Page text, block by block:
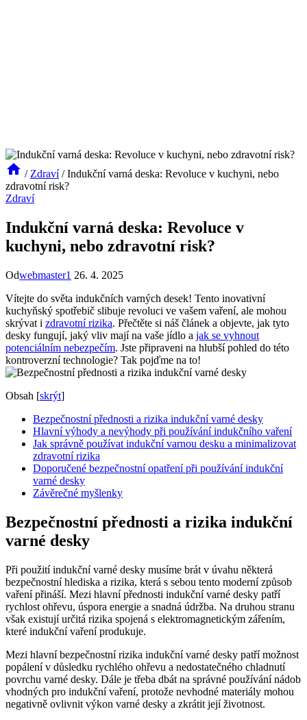
/ Zdraví / Indukční varná deska: Revoluce v kuchyni, nebo
zdravotní risk?
Zdraví
Indukční varná deska: Revoluce v
kuchyni, nebo zdravotní risk?
Odwebmaster1 26. 4. 2025
Vítejte do světa indukčních varných desek! Tento inovativní
kuchyňský spotřebič slibuje revoluci ve vašem vaření, ale mohou
skrývat i zdravotnírizika. Přečtěte si náš článek a objevte, jak tyto
desky fungují, jaký vliv mají na vaše jídlo a jak se vyhnout
potenciálním nebezpečím. Jste připraveni na hlubší pohled do této
kontroverzní technologie? Tak pojďme na to!
Obsah [skrýt]
Bezpečnostní přednosti a rizika indukční varné desky
Hlavní výhody a nevýhody při používání indukčního vaření
Jak správně používat indukční varnou desku a minimalizovat
zdravotní rizika
Doporučené bezpečnostní opatření při používání indukční
varné desky
Závěrečné myšlenky
Bezpečnostní přednosti a rizika indukční
varné desky
Při použití indukční varné desky musíme brát v úvahu některá
bezpečnostní hlediska a rizika, která s sebou tento moderní způsob
vaření přináší. Mezi hlavní přednosti indukční varné desky patří
rychlost ohřevu, úspora energie a snadná údržba. Na druhou stranu
však existují určitá rizika spojená s elektromagnetickým zářením,
které indukční vaření produkuje.
Mezi hlavní bezpečnostní rizika indukční varné desky patří možnost
popálení v důsledku rychlého ohřevu a nedostatečného chladnutí
povrchu varné desky. Dále je třeba dbát na správné používání nádob
vhodných pro indukční vaření, protože nevhodné materiály mohou
negativně ovlivnit výkon varné desky a zkrátit její životnost.